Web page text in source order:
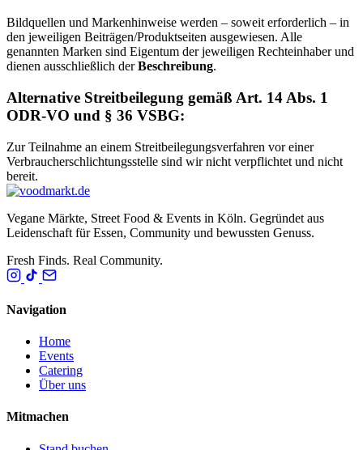
Bildquellen und Markenhinweise werden – soweit erforderlich – in
den jeweiligen Beiträgen/Produktseiten ausgewiesen. Alle
genannten Marken sind Eigentum der jeweiligen Rechteinhaber und
dienen ausschließlich derBeschreibung.
Alternative Streitbeilegung gemäß Art. 14 Abs. 1
ODR-VO und § 36 VSBG:
Zur Teilnahme an einem Streitbeilegungsverfahren vor einer
Verbraucherschlichtungsstelle sind wir nicht verpflichtet und nicht
bereit.
Vegane Märkte, Street Food & Events in Köln. Gegründet aus
Leidenschaft für Essen, Community und bewussten Genuss.
Fresh Finds. Real Community.
Navigation
Home
Events
Catering
Über uns
Mitmachen